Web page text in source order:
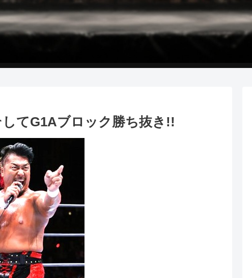
てG1Aブロック勝ち抜き!!